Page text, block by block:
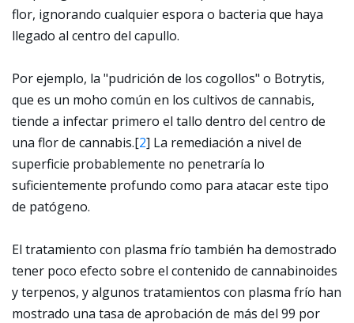
flor, ignorando cualquier espora o bacteria que haya
llegado al centro del capullo.
Por ejemplo, la "pudrición de los cogollos" o Botrytis,
que es un moho común en los cultivos de cannabis,
tiende a infectar primero el tallo dentro del centro de
una flor de cannabis.[2] La remediación a nivel de
superficie probablemente no penetraría lo
suficientemente profundo como para atacar este tipo
de patógeno.
El tratamiento con plasma frío también ha demostrado
tener poco efecto sobre el contenido de cannabinoides
y terpenos, y algunos tratamientos con plasma frío han
mostrado una tasa de aprobación de más del 99 por